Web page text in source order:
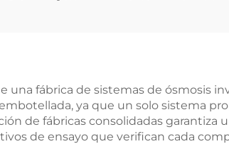
de agua
mar
ósmosis
la
agua salina
una fábrica de sistemas de ósmosis
ya que un solo sistema
de fábricas consolidadas
de ensayo que verifican cada